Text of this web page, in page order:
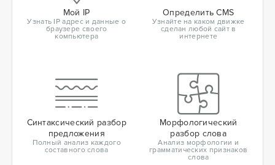
Мой IP
Узнать IP адрес и данные о
браузере своего
компьютера
Определить CMS
Узнайте на каком движке
сделан любой сайт в
интернете
Синтаксический разбор
предложения
Полный анализ каждого
составного слова
Морфологический
разбор слова
Анализ морфологии и
грамматических признаков
слова